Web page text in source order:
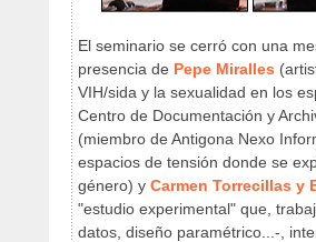
El seminario se cerró con una
presencia de Pepe Miralles
VIH/sida y la sexualidad en los
Centro de Documentación y
(miembro de Antigona Nexo
espacios de tensión donde se
género) y Carmen Torrecillas y
"estudio experimental" que,
datos, diseño paramétrico...-,